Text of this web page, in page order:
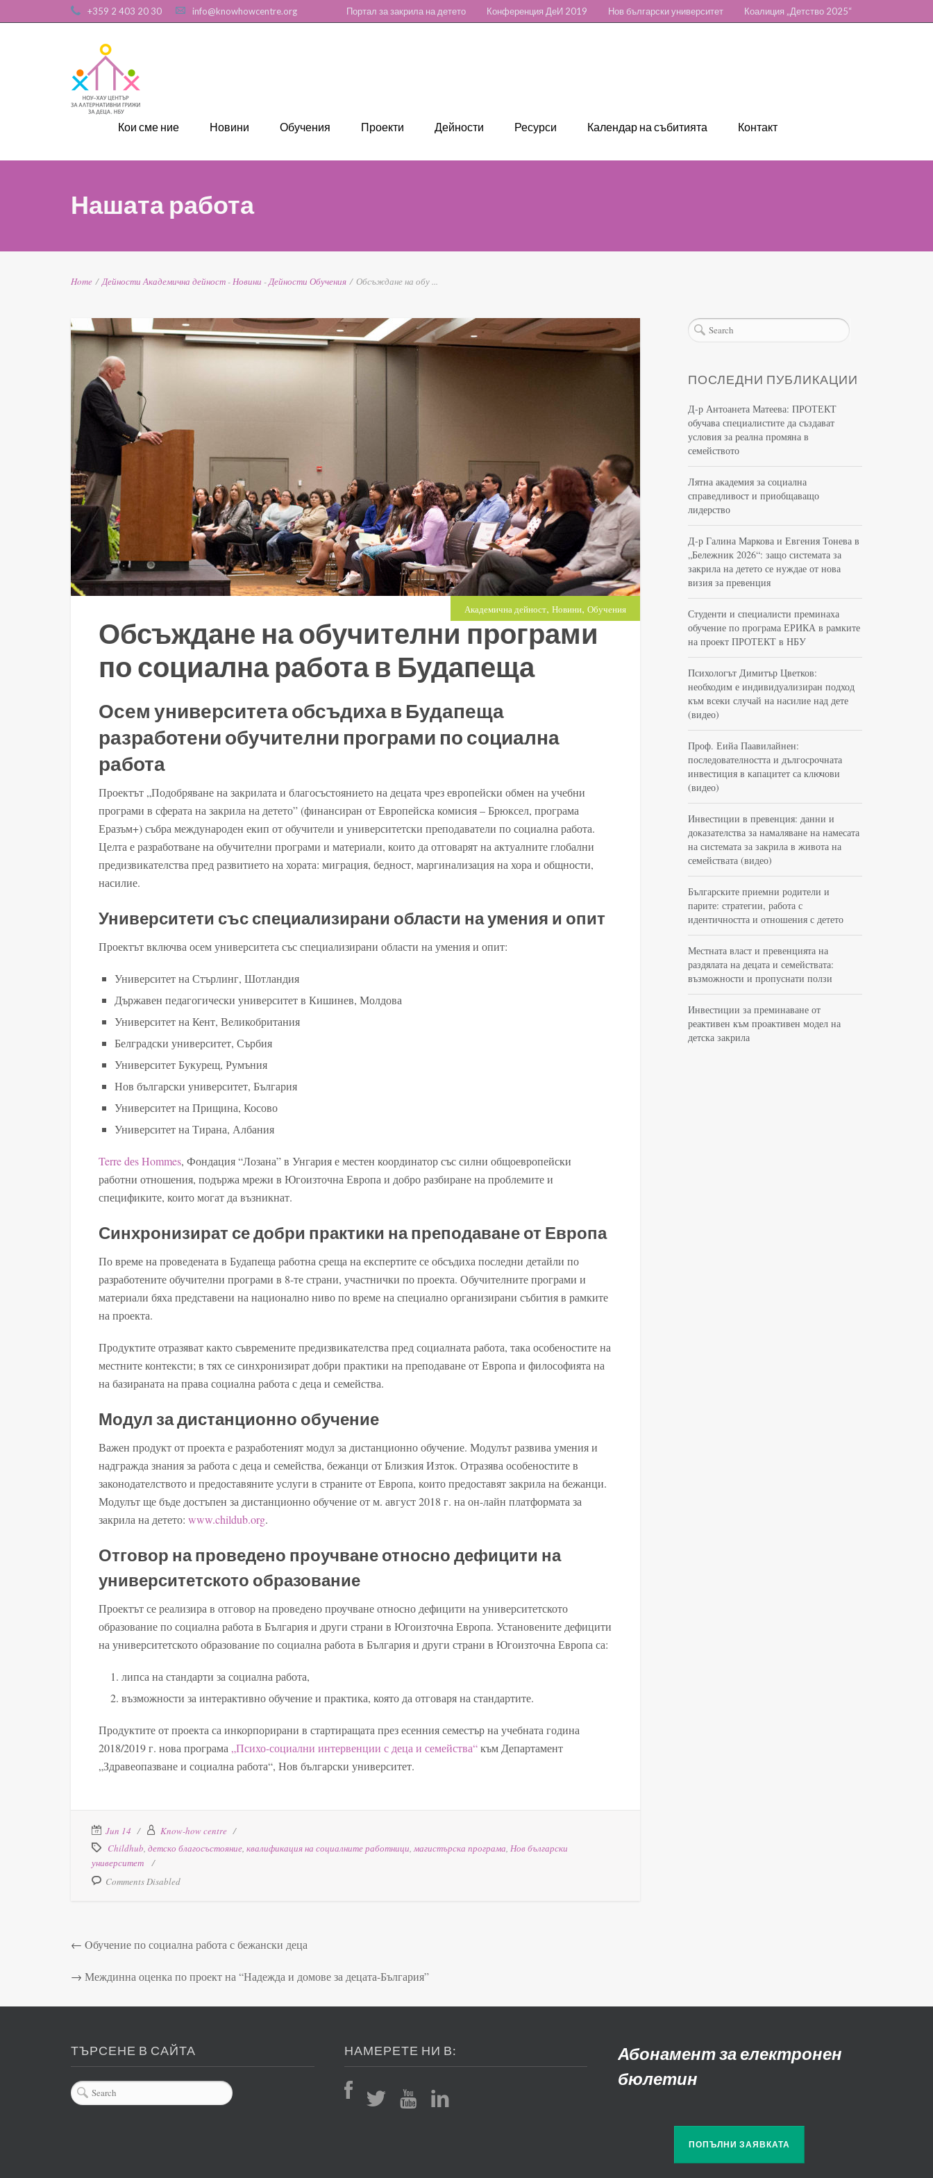
+359 2 403 20 30 info@knowhowcentre.org Портал за закрила на детето Конференция ДеИ 2019 Нов български университет Коалиция „Детство 2025“
Кои сме ние Новини Обучения Проекти Дейности Ресурси Календар на събитията Контакт
Нашата работа
Home / Дейности Академична дейност -Новини -Дейности Обучения / Обсъждане на обу ...
Академична дейност, Новини, Обучения
Обсъждане на обучителни програми
по социална работа в Будапеща
Осем университета обсъдиха в Будапеща
разработени обучителни програми по социална
работа
Проектът „Подобряване на закрилата и благосъстоянието на децата чрез европейски обмен на учебни
програми в сферата на закрила на детето” (финансиран от Европейска комисия – Брюксел, програма
Еразъм+) събра международен екип от обучители и университетски преподаватели по социална работа.
Целта е разработване на обучителни програми и материали, които да отговарят на актуалните глобални
предизвикателства пред развитието на хората: миграция, бедност, маргинализация на хора и общности,
насилие.
Университети със специализирани области на умения и опит
Проектът включва осем университета със специализирани области на умения и опит:
Университет на Стърлинг, Шотландия
Държавен педагогически университет в Кишинев, Молдова
Университет на Кент, Великобритания
Белградски университет, Сърбия
Университет Букурещ, Румъния
Нов български университет, България
Университет на Прищина, Косово
Университет на Тирана, Албания
Terre dеs Hommes, Фондация “Лозана” в Унгария е местен координатор със силни общоевропейски
работни отношения, подържа мрежи в Югоизточна Европа и добро разбиране на проблемите и
спецификите, които могат да възникнат.
Синхронизират се добри практики на преподаване от Европа
По време на проведената в Будапеща работна среща на експертите се обсъдиха последни детайли по
разработените обучителни програми в 8-те страни, участнички по проекта. Обучителните програми и
материали бяха представени на национално ниво по време на специално организирани събития в рамките
на проекта.
Продуктите отразяват както съвремените предизвикателства пред социалната работа, така особеностите на
местните контексти; в тях се синхронизират добри практики на преподаване от Европа и философията на
на базираната на права социална работа с деца и семейства.
Модул за дистанционно обучение
Важен продукт от проекта е разработеният модул за дистанционно обучение. Модулът развива умения и
надгражда знания за работа с деца и семейства, бежанци от Близкия Изток. Отразява особеностите в
законодателството и предоставяните услуги в страните от Европа, които предоставят закрила на бежанци.
Модулът ще бъде достъпен за дистанционно обучение от м. август 2018 г. на он-лайн платформата за
закрила на детето: www.childub.org.
Отговор на проведено проучване относно дефицити на
университетското образование
Проектът се реализира в отговор на проведено проучване относно дефицити на университетското
образование по социална работа в България и други страни в Югоизточна Европа. Установените дефицити
на университетското образование по социална работа в България и други страни в Югоизточна Европа са:
липса на стандарти за социална работа,
възможности за интерактивно обучение и практика, която да отговаря на стандартите.
Продуктите от проекта са инкорпорирани в стартиращата през есенния семестър на учебната година
2018/2019 г. нова програма „Психо-социални интервенции с деца и семейства“към Департамент
„Здравеопазване и социална работа“, Нов български университет.
Jun 14
Know-how centre
Childhub, детско благосъстояние, квалификация на социалните работници,магистърска програма, Нов български
университет
Comments Disabled
← Oбучение по социална работа с бежански деца
→ Междинна оценка по проект на “Надежда и домове за децата-България”
ПОСЛЕДНИ ПУБЛИКАЦИИ
Д-р Антоанета Матеева: ПРОТЕКТ
обучава специалистите да създават
условия за реална промяна в
семейството
Лятна академия за социална
справедливост и приобщаващо
лидерство
Д-р Галина Маркова и Евгения Тонева в
„Бележник 2026“: защо системата за
закрила на детето се нуждае от нова
визия за превенция
Студенти и специалисти преминаха
обучение по програма ЕРИКА в рамките
на проект ПРОТЕКТ в НБУ
Психологът Димитър Цветков:
необходим е индивидуализиран подход
към всеки случай на насилие над дете
(видео)
Проф. Еийа Паавилайнен:
последователността и дългосрочната
инвестиция в капацитет са ключови
(видео)
Инвестиции в превенция: данни и
доказателства за намаляване на намесата
на системата за закрила в живота на
семействата (видео)
Българските приемни родители и
парите: стратегии, работа с
идентичността и отношения с детето
Местната власт и превенцията на
раздялата на децата и семействата:
възможности и пропуснати ползи
Инвестиции за преминаване от
реактивен към проактивен модел на
детска закрила
ТЪРСЕНЕ В САЙТА НАМЕРЕТЕ НИ В:
Абонамент за електронен
бюлетин
ПОПЪЛНИ ЗАЯВКАТА